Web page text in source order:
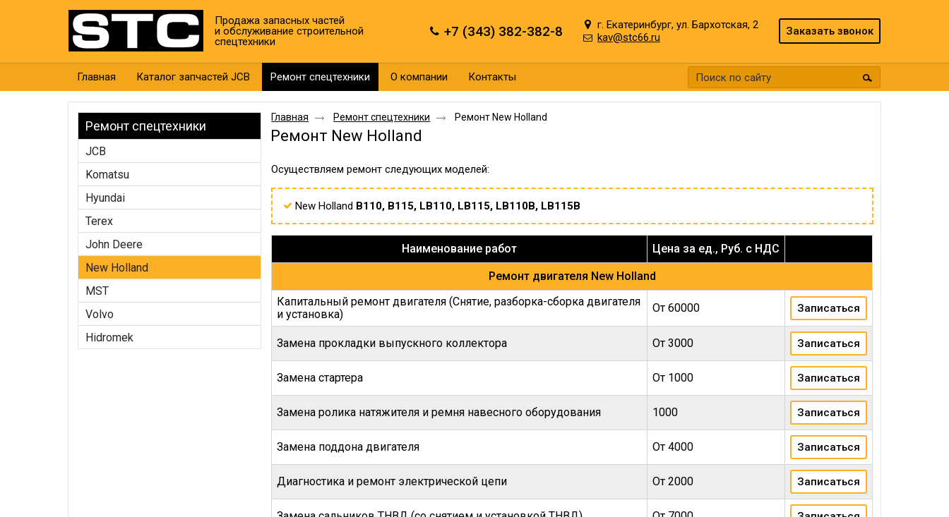
+7 (343) 382-382-8
г. Екатеринбург, ул. Бархотская, 2
kav@stc66.ru
Заказать звонок
Продажа запасных частей
и обслуживание строительной
спецтехники
Главная Каталог запчастей JCB Ремонт спецтехники О компании Контакты
Ремонт спецтехники
JCB
Komatsu
Hyundai
Terex
John Deere
New Holland
MST
Volvo
Hidromek
Главная Ремонт спецтехники Ремонт New Holland
Ремонт New Holland
Осуществляем ремонт следующих моделей:
New Holland B110, B115, LB110, LB115, LB110B, LB115B
Наименование работ Цена за ед., Руб. с НДС
Ремонт двигателя New Holland
Капитальный ремонт двигателя (Снятие, разборка-сборка двигателя
и установка)
От 60000 Записаться
Замена прокладки выпускного коллектора От 3000 Записаться
Замена стартера От 1000 Записаться
Замена ролика натяжителя и ремня навесного оборудования 1000 Записаться
Замена поддона двигателя От 4000 Записаться
Диагностика и ремонт электрической цепи От 2000 Записаться